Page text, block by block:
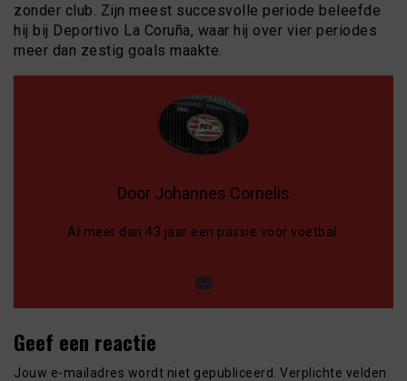
zonder club. Zijn meest succesvolle periode beleefde
hij bij Deportivo La Coruña, waar hij over vier periodes
meer dan zestig goals maakte.
Door Johannes Cornelis
Al meer dan 43 jaar een passie voor voetbal.
Geef een reactie
Jouw e-mailadres wordt niet gepubliceerd. Verplichte velden